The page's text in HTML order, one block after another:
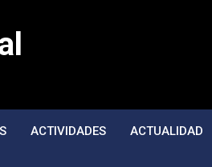
ACTIVIDADES ACTUALIDAD